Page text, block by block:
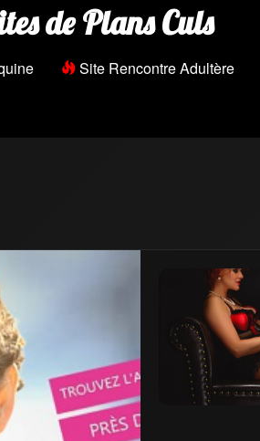
de Plans Culs
Site Rencontre Adultère